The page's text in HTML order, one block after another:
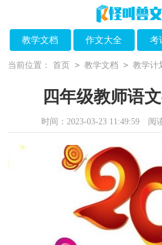
教学文档 作文大全 考
当前位置： 首页 > 教学文档 > 教学计
四年级教师语
时间：2023-03-23 11:49:59 阅